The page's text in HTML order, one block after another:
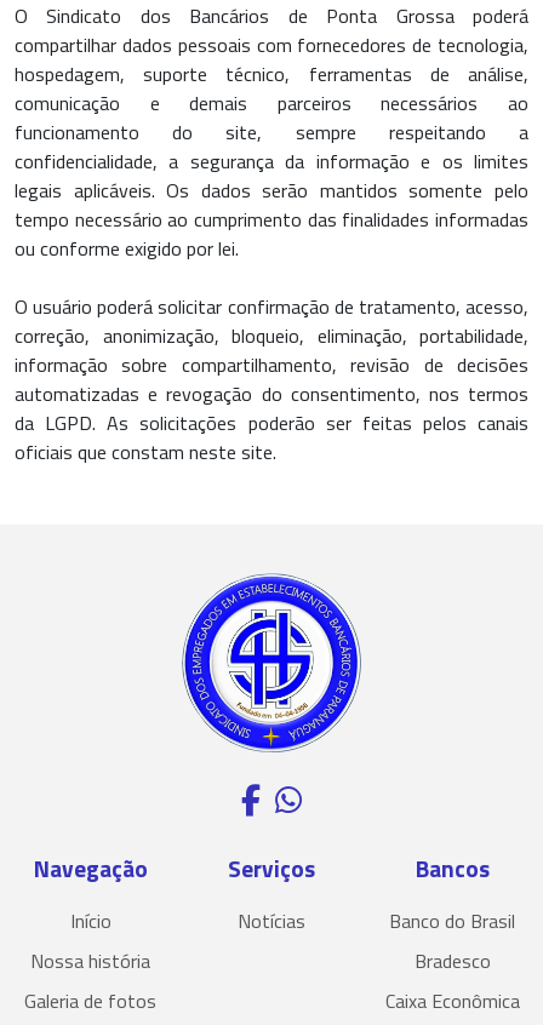
O Sindicato dos Bancários de Ponta Grossa poderá
compartilhar dados pessoais com fornecedores de tecnologia,
hospedagem, suporte técnico, ferramentas de análise,
comunicação e demais parceiros necessários ao
funcionamento do site, sempre respeitando a
confidencialidade, a segurança da informação e os limites
legais aplicáveis. Os dados serão mantidos somente pelo
tempo necessário ao cumprimento das finalidades informadas
ou conforme exigido por lei.
O usuário poderá solicitar confirmação de tratamento, acesso,
correção, anonimização, bloqueio, eliminação, portabilidade,
informação sobre compartilhamento, revisão de decisões
automatizadas e revogação do consentimento, nos termos
da LGPD. As solicitações poderão ser feitas pelos canais
oficiais que constam neste site.
Navegação
Início
Nossa história
Galeria de fotos
Serviços
Notícias
Bancos
Banco do Brasil
Bradesco
Caixa Econômica